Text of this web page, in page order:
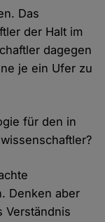
Das
der Halt im
dagegen
je ein Ufer zu
für den in
Denken aber
Verständnis